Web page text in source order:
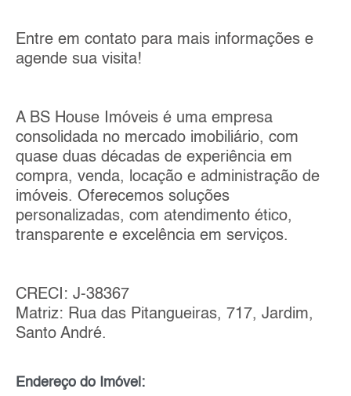
Entre em contato para mais informações e
agende sua visita!
A BS House Imóveis é uma empresa
consolidada no mercado imobiliário, com
quase duas décadas de experiência em
compra, venda, locação e administração de
imóveis. Oferecemos soluções
personalizadas, com atendimento ético,
transparente e excelência em serviços.
CRECI: J-38367
Matriz: Rua das Pitangueiras, 717, Jardim,
Santo André.
Endereço do Imóvel: